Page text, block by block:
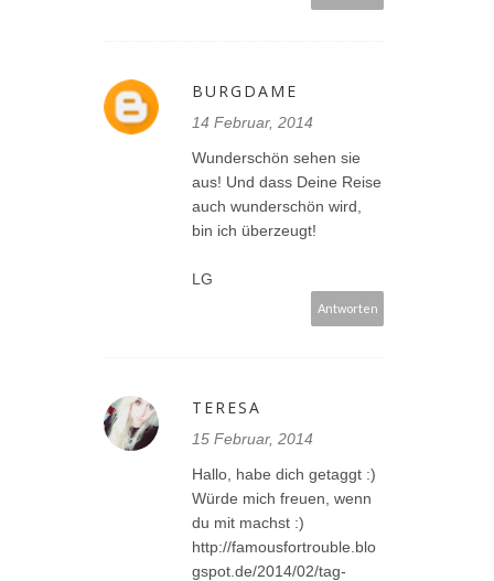
BURGDAME
14 Februar, 2014
Wunderschön sehen sie
aus! Und dass Deine Reise
auch wunderschön wird,
bin ich überzeugt!
LG
Antworten
TERESA
15 Februar, 2014
Hallo, habe dich getaggt :)
Würde mich freuen, wenn
du mit machst :)
http://famousfortrouble.blo
gspot.de/2014/02/tag-